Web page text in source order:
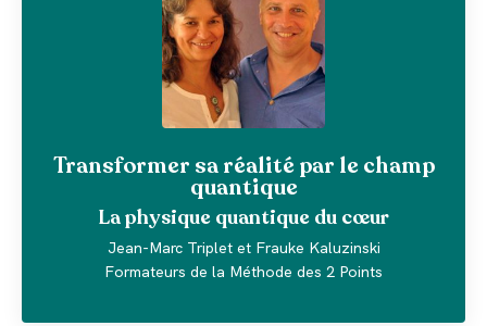
Transformer sa réalité par le champ
quantique
La physique quantique du cœur
Jean-Marc Triplet et Frauke Kaluzinski
Formateurs de la Méthode des 2 Points